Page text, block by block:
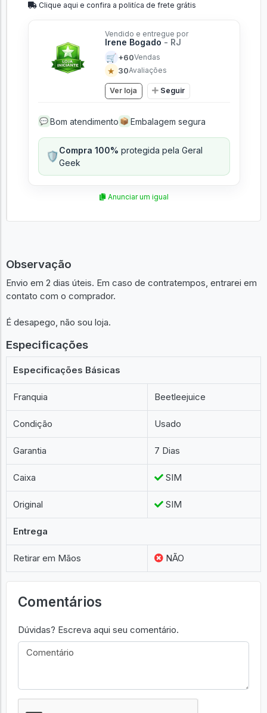
Clique aqui e confira a politíca de frete grátis
Vendido e entregue por
Irene Bogado - RJ
🛒 +60Vendas
★ 30Avaliações
Ver loja Seguir
💬 Bom atendimento 📦 Embalagem segura
🛡️Compra 100% protegida pela Geral
Geek
Anunciar um igual
Observação
Envio em 2 dias úteis. Em caso de contratempos, entrarei em
contato com o comprador.
É desapego, não sou loja.
Especificações
Especificações Básicas
Franquia Beetleejuice
Condição Usado
Garantia 7 Dias
Caixa SIM
Original SIM
Entrega
Retirar em Mãos NÃO
Comentários
Dúvidas? Escreva aqui seu comentário.